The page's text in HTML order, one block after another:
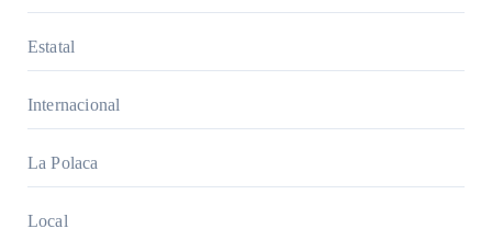
Estatal
Internacional
La Polaca
Local